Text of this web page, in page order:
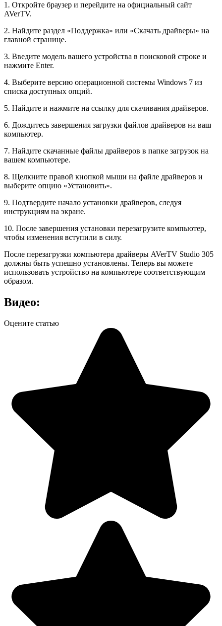
1. Откройте браузер и перейдите на официальный сайт
AVerTV.
2. Найдите раздел «Поддержка» или «Скачать драйверы» на
главной странице.
3. Введите модель вашего устройства в поисковой строке и
нажмите Enter.
4. Выберите версию операционной системы Windows 7 из
списка доступных опций.
5. Найдите и нажмите на ссылку для скачивания драйверов.
6. Дождитесь завершения загрузки файлов драйверов на ваш
компьютер.
7. Найдите скачанные файлы драйверов в папке загрузок на
вашем компьютере.
8. Щелкните правой кнопкой мыши на файле драйверов и
выберите опцию «Установить».
9. Подтвердите начало установки драйверов, следуя
инструкциям на экране.
10. После завершения установки перезагрузите компьютер,
чтобы изменения вступили в силу.
После перезагрузки компьютера драйверы AVerTV Studio 305
должны быть успешно установлены. Теперь вы можете
использовать устройство на компьютере соответствующим
образом.
Видео:
Оцените статью